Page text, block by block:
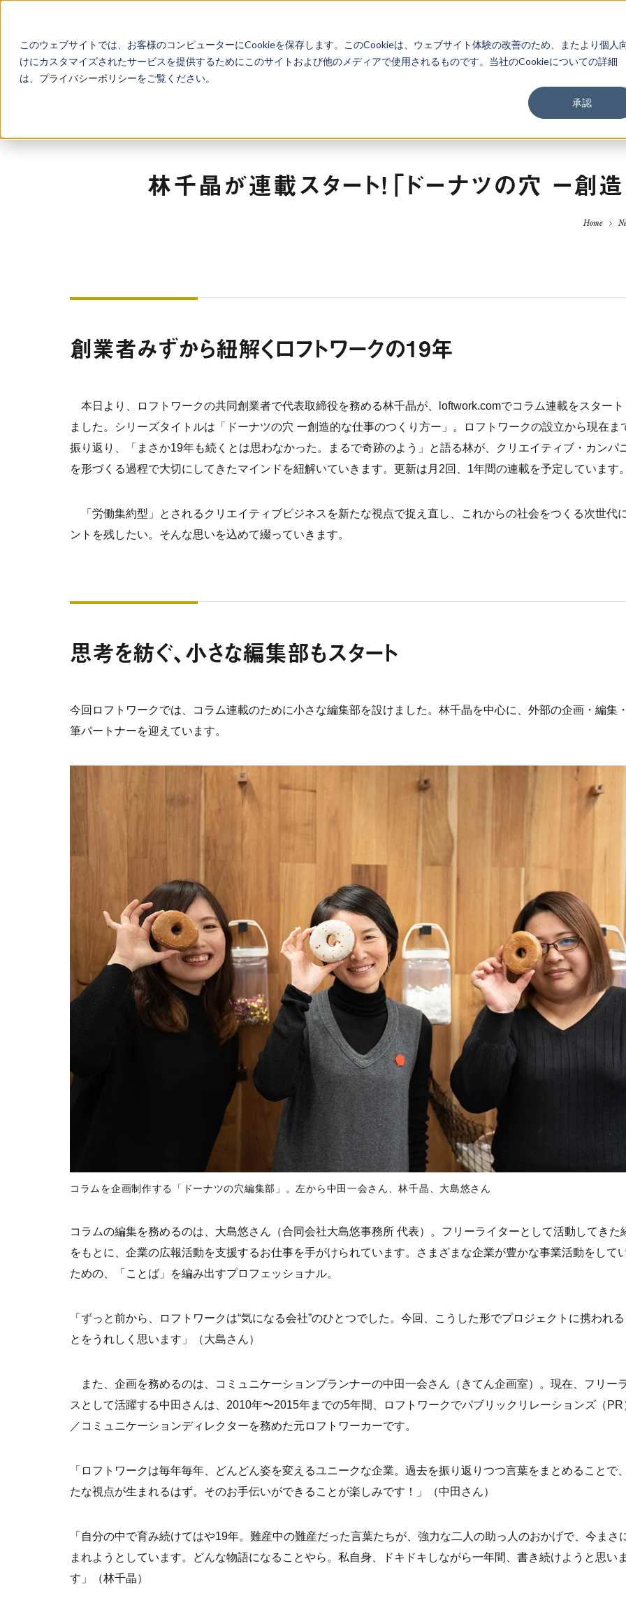
このウェブサイトでは、お客様のコンピューターにCookieを保存します。このCookieは、ウェブサイト体験の改善のため、またより個人
けにカスタマイズされたサービスを提供するためにこのサイトおよび他のメディアで使用されるものです。当社のCookieについての詳細
は、 プライバシーポリシーをご覧ください。
承認
About Service Work Findings
林千晶が連載スタート！「ドーナツの穴 ー創
Home
創業者みずから紐解くロフトワークの19年
本日より、ロフトワークの共同創業者で代表取締役を務める林千晶が、loftwork.comでコラム連載をスタート
ました。シリーズタイトルは「ドーナツの穴 ー創造的な仕事のつくり方ー」。ロフトワークの設立から現在ま
振り返り、「まさか19年も続くとは思わなかった。まるで奇跡のよう」と語る林が、クリエイティブ・カンパ
を形づくる過程で大切にしてきたマインドを紐解いていきます。更新は月2回、1年間の連載を予定しています
「労働集約型」とされるクリエイティブビジネスを新たな視点で捉え直し、これからの社会をつくる次世代
ントを残したい。そんな思いを込めて綴っていきます。
思考を紡ぐ、小さな編集部もスタート
今回ロフトワークでは、コラム連載のために小さな編集部を設けました。林千晶を中心に、外部の企画・編集
筆パートナーを迎えています。
コラムを企画制作する「ドーナツの穴編集部」。左から中田一会さん、林千晶、大島悠さん
コラムの編集を務めるのは、大島悠さん（合同会社大島悠事務所 代表）。フリーライターとして活動してきた
をもとに、企業の広報活動を支援するお仕事を手がけられています。さまざまな企業が豊かな事業活動をして
ための、「ことば」を編み出すプロフェッショナル。
「ずっと前から、ロフトワークは“気になる会社”のひとつでした。今回、こうした形でプロジェクトに携われ
とをうれしく思います」（大島さん）
また、企画を務めるのは、コミュニケーションプランナーの中田一会さん（きてん企画室）。現在、フリー
スとして活躍する中田さんは、2010年〜2015年までの5年間、ロフトワークでパブリックリレーションズ（PR
／コミュニケーションディレクターを務めた元ロフトワーカーです。
「ロフトワークは毎年毎年、どんどん姿を変えるユニークな企業。過去を振り返りつつ言葉をまとめることで
たな視点が生まれるはず。そのお手伝いができることが楽しみです！」（中田さん）
「自分の中で育み続けてはや19年。難産中の難産だった言葉たちが、強力な二人の助っ人のおかげで、今まさ
まれようとしています。どんな物語になることやら。私自身、ドキドキしながら一年間、書き続けようと思い
す」（林千晶）